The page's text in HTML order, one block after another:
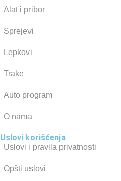
Alat i pribor
Sprejevi
Lepkovi
Trake
Auto program
O nama
Uslovi korišćenja
Uslovi i pravila privatnosti
Opšti uslovi